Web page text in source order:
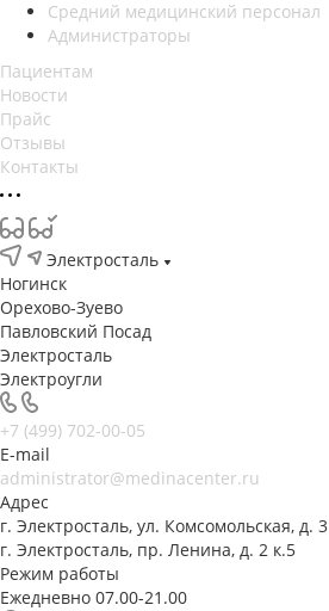
Средний медицинский персонал
Администраторы
Пациентам
Новости
Прайс
Отзывы
Контакты
Электросталь
Ногинск
Орехово-Зуево
Павловский Посад
Электросталь
Электроугли
+7 (499) 702-00-05
E-mail
administrator@medinacenter.ru
Адрес
г. Электросталь, ул. Комсомольская, д. 3
г. Электросталь, пр. Ленина, д. 2 к.5
Режим работы
Ежедневно 07.00-21.00